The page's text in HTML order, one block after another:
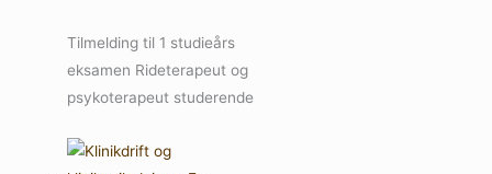
Tilmelding til 1 studieårs
eksamen Rideterapeut og
psykoterapeut studerende